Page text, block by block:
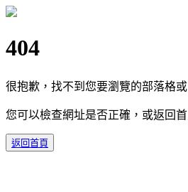
404
很抱歉，找不到您要瀏覽的部落格
您可以檢查網址是否正確，或返回
返回首頁